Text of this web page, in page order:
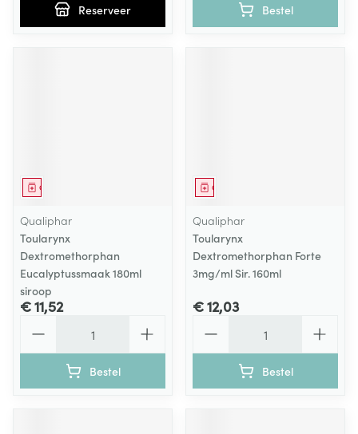
Reserveer Bestel
Geneesmiddel
Qualiphar
Toularynx
Dextromethorphan
Eucalyptussmaak 180ml
siroop
€ 11,52
Bestel
Geneesmiddel
Qualiphar
Toularynx
Dextromethorphan Forte
3mg/ml Sir. 160ml
€ 12,03
Bestel